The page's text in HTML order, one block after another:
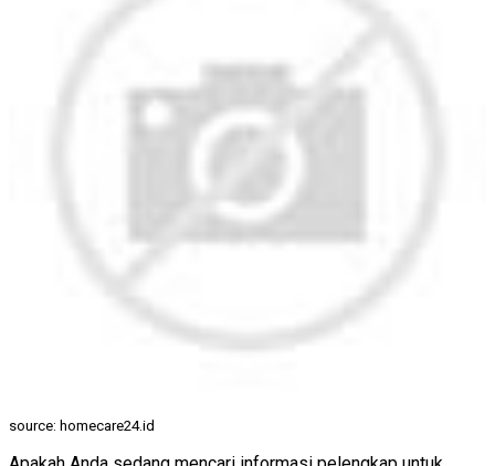
source: homecare24.id